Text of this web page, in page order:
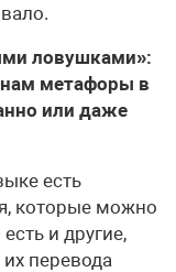
ловушками»:
метафоры в
или даже
есть
которые можно
и другие,
перевода